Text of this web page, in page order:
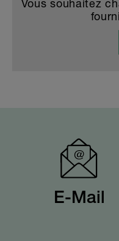
Vous souhaitez
E-Mail